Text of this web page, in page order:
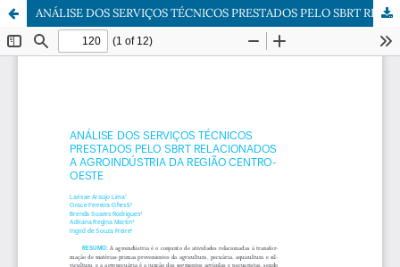
ANÁLISE DOS SERVIÇOS TÉCNICOS PRESTADOS PELO SBRT RELACIONADOS A AGROINDÚSTRIA DA REGIÃO CENTRO-OESTE